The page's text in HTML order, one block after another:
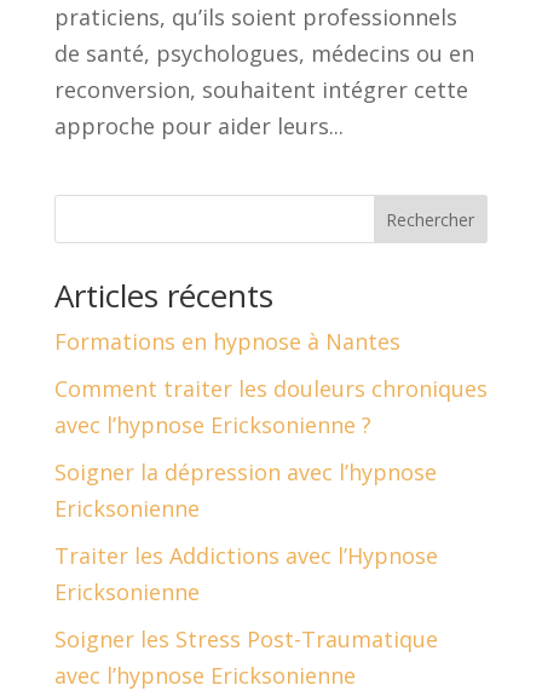
praticiens, qu’ils soient professionnels
de santé, psychologues, médecins ou en
reconversion, souhaitent intégrer cette
approche pour aider leurs...
Rechercher
Articles récents
Formations en hypnose à Nantes
Comment traiter les douleurs chroniques
avec l’hypnose Ericksonienne ?
Soigner la dépression avec l’hypnose
Ericksonienne
Traiter les Addictions avec l’Hypnose
Ericksonienne
Soigner les Stress Post-Traumatique
avec l’hypnose Ericksonienne